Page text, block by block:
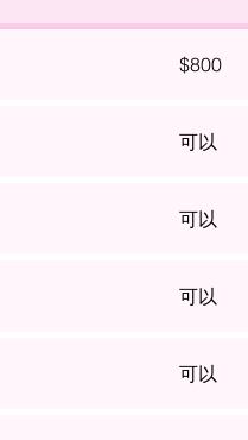
$800
可以
可以
可以
可以